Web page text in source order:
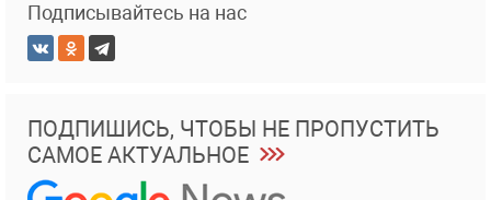
Подписывайтесь на нас
ПОДПИШИСЬ, ЧТОБЫ НЕ ПРОПУСТИТЬ
САМОЕ АКТУАЛЬНОЕ